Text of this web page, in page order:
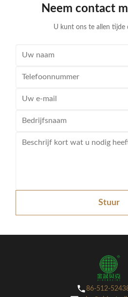
With a storage foundation, free up
Neem contact
U kunt ons te allen tijde
Stuur
86-512-